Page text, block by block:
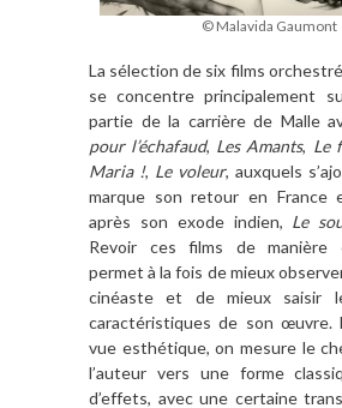
© Malavida Gaumont
La sélection de six films
se concentre principalement
partie de la carrière de Malle
pour l’échafaud, Les Amants, Le
Maria !, Le voleur, auxquels
marque son retour en France
après son exode indien, Le
Revoir ces films de manière
permet à la fois de mieux
cinéaste et de mieux saisir
caractéristiques de son œuvre.
vue esthétique, on mesure le
l’auteur vers une forme
d’effets, avec une certaine